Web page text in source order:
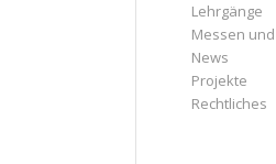
Lehrgänge
Messen
News
Projekte
Rechtliches